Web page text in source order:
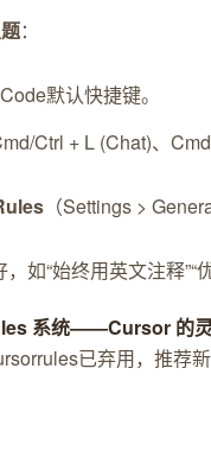
：
默认快捷键。
Ctrl + L (Chat)、
（Settings >
如“始终用英文注释”“
系统——Cursor 的
已弃用，推荐